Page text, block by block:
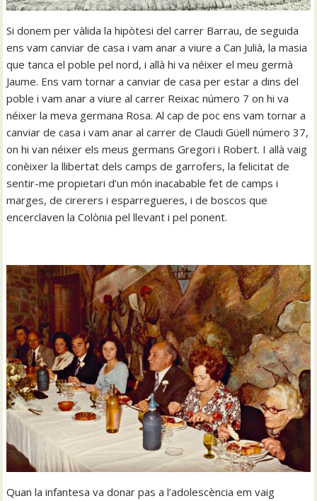
Si donem per vàlida la hipòtesi del carrer Barrau, de seguida
ens vam canviar de casa i vam anar a viure a Can Julià, la masia
que tanca el poble pel nord, i allà hi va néixer el meu germà
Jaume. Ens vam tornar a canviar de casa per estar a dins del
poble i vam anar a viure al carrer Reixac número 7 on hi va
néixer la meva germana Rosa. Al cap de poc ens vam tornar a
canviar de casa i vam anar al carrer de Claudi Güell número 37,
on hi van néixer els meus germans Gregori i Robert. I allà vaig
conèixer la llibertat dels camps de garrofers, la felicitat de
sentir-me propietari d’un món inacabable fet de camps i
marges, de cirerers i esparregueres, i de boscos que
encerclaven la Colònia pel llevant i pel ponent.
Quan la infantesa va donar pas a l’adolescència em vaig